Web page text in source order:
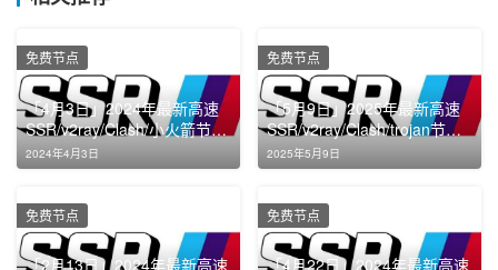
「4月3日」2024年最新高速
SSR/v2ray/Clash/小火箭节点
免费分享
2024年4月3日
免费节点
「5月9日」2025年最新高速
SSR/v2ray/Clash/trojan节点
免费分享
2025年5月9日
免费节点
「2月13日」2024年最新高速
免费节点
「4月22日」2024年最新高速
免费节点